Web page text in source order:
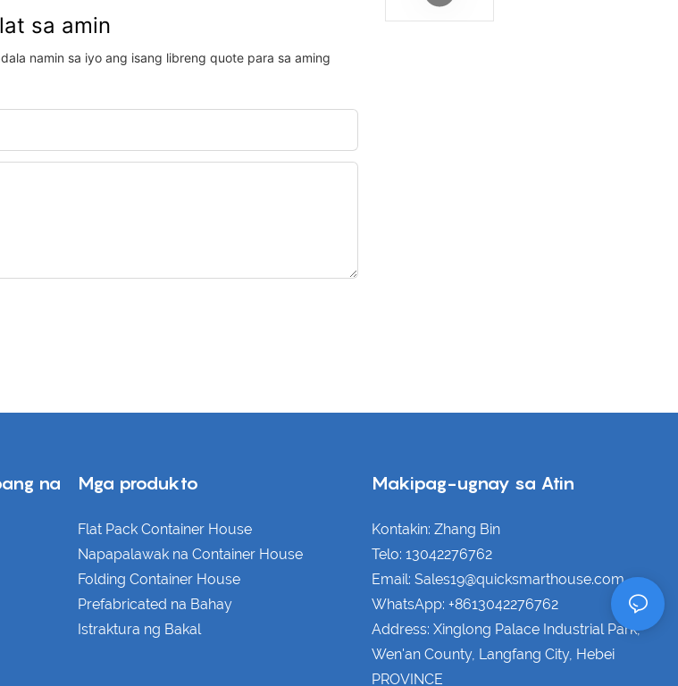
sa amin
namin sa iyo ang isang libreng quote para sa aming
na
Mga produkto
Flat Pack Container House
Napapalawak na Container House
Folding Container House
Prefabricated na Bahay
Istraktura ng Bakal
Makipag-ugnay sa Atin
Kontakin: Zhang Bin
Telo: 13042276762
Email: Sales19@quicksmarthouse.com
WhatsApp: +8613042276762
Address: Xinglong Palace Industrial Park,
Wen'an County, Langfang City, Hebei
PROVINCE